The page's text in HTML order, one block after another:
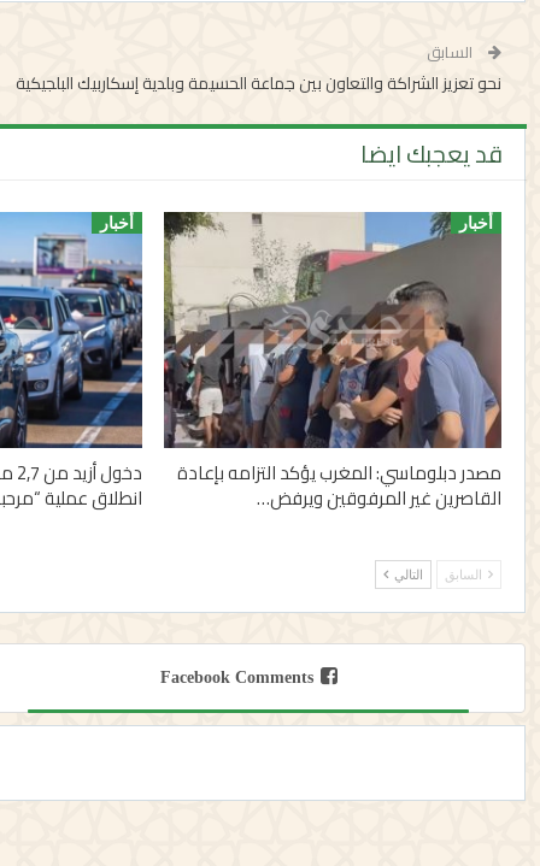
السابق
نحو تعزيز الشراكة والتعاون بين جماعة الحسيمة وبلدية إسكاربيك البلجيكية
قد يعجبك ايضا
أخبار
مصدر دبلوماسي: المغرب يؤكد التزامه بإعادة
القاصرين غير المرفوقين ويرفض…
أخبار
انطلاق عملية “مرحبا
السابق التالي
Facebook Comments